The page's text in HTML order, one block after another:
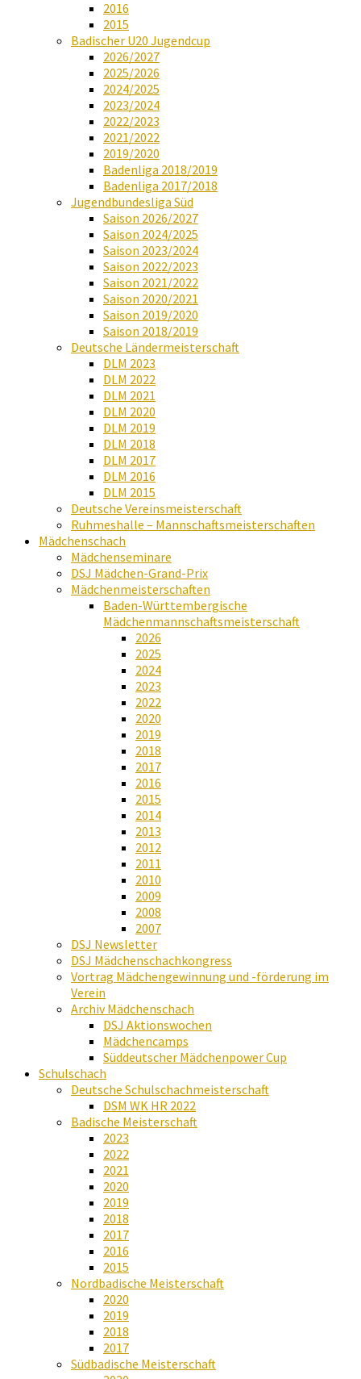
2016
2015
Badischer U20 Jugendcup
2026/2027
2025/2026
2024/2025
2023/2024
2022/2023
2021/2022
2019/2020
Badenliga 2018/2019
Badenliga 2017/2018
Jugendbundesliga Süd
Saison 2026/2027
Saison 2024/2025
Saison 2023/2024
Saison 2022/2023
Saison 2021/2022
Saison 2020/2021
Saison 2019/2020
Saison 2018/2019
Deutsche Ländermeisterschaft
DLM 2023
DLM 2022
DLM 2021
DLM 2020
DLM 2019
DLM 2018
DLM 2017
DLM 2016
DLM 2015
Deutsche Vereinsmeisterschaft
Ruhmeshalle – Mannschaftsmeisterschaften
Mädchenschach
Mädchenseminare
DSJ Mädchen-Grand-Prix
Mädchenmeisterschaften
Baden-Württembergische
Mädchenmannschaftsmeisterschaft
2026
2025
2024
2023
2022
2020
2019
2018
2017
2016
2015
2014
2013
2012
2011
2010
2009
2008
2007
DSJ Newsletter
DSJ Mädchenschachkongress
Vortrag Mädchengewinnung und -förderung im
Verein
Archiv Mädchenschach
DSJ Aktionswochen
Mädchencamps
Süddeutscher Mädchenpower Cup
Schulschach
Deutsche Schulschachmeisterschaft
DSM WK HR 2022
Badische Meisterschaft
2023
2022
2021
2020
2019
2018
2017
2016
2015
Nordbadische Meisterschaft
2020
2019
2018
2017
Südbadische Meisterschaft